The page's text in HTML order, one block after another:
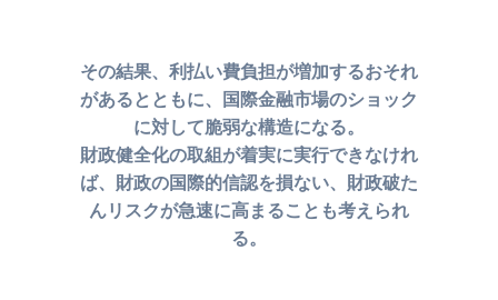
その結果、利払い費負担が増加するおそれ
があるとともに、 国際金融市場のショック
に対して脆弱な構造になる。
財政健全化の取組が着実に実行できなけれ
ば、 財政の国際的信認を損ない、財政破た
んリスクが急速に高まることも考えられ
る。